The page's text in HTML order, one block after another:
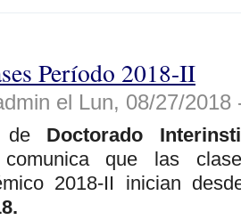
Período 2018-II
el Lun, 08/27/2018
de Doctorado
comunica que las
2018-II inician